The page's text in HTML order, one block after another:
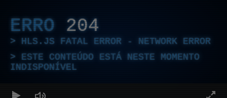
ERRO 204
HLS.JS FATAL ERROR - NETWORK ERROR
ESTE CONTEÚDO ESTÁ NESTE MOMENTO
INDISPONÍVEL